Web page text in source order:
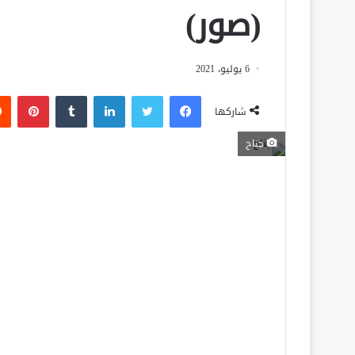
(صور)
6 يوليو، 2021
شاركها
فيسبوك لينكدإن بينتيريست
جناح